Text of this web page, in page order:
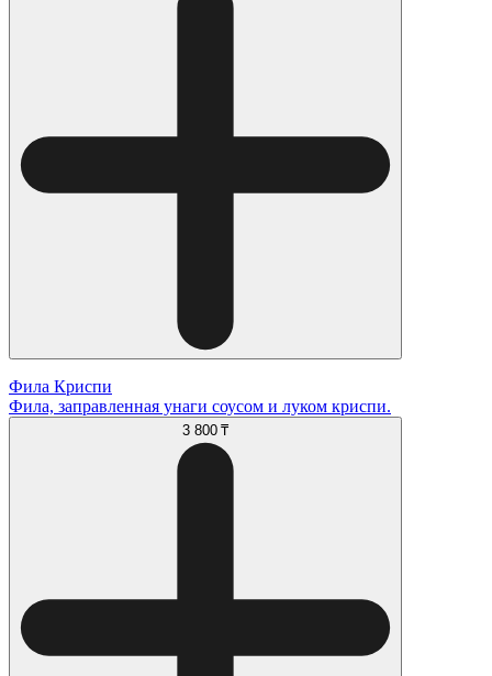
Фила Криспи
Фила, заправленная унаги соусом и луком криспи.
3 800 ₸